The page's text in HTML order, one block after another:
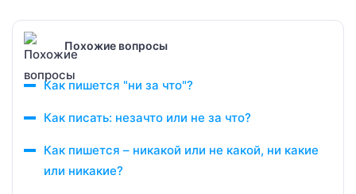
Похожие вопросы
Как пишется "ни за что"?
Как писать: незачто или не за что?
Как пишется – никакой или не какой, ни какие
или никакие?